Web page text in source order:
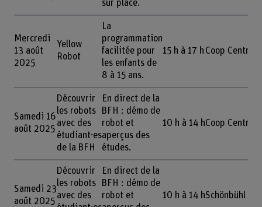
sur place.
Mercredi
13 août
2025
Yellow
Robot
La
programmation
facilitée pour
les enfants de
8 à 15 ans.
15 h à 17 h Coop Centre
Samedi 16
août 2025
Découvrir
les robots
avec des
étudiant·es
de la BFH
En direct de la
BFH : démo de
robot et
aperçus des
études.
10 h à 14 hCoop Centre
Samedi 23
août 2025
Découvrir
les robots
avec des
En direct de la
BFH : démo de
robot et
10 h à 14 hSchönbühl